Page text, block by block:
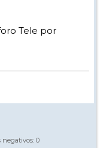
Tele por
negativos: 0